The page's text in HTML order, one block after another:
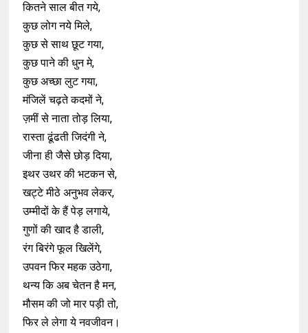
कितने साल बीत गये,
कुछ लोग नये मिले,
कुछ से साथ छूट गया,
कुछ पाने की धुन मे,
कुछ अच्छा लुट गया,
मंजिलें चढ़ते कदमों ने,
ज़मीं से नाता तोड़ लिया,
रास्ता ढूंढती जिदंगी ने,
जीना ही जैसे छोड़ दिया,
इथर उथर की भटकन से,
खट्टे मीठे अनुभव लेकर,
उम्मीदों के हैं पेड़ लगाये,
गुणों की खाद है डाली,
रंग बिरंगे फूल खिलेंगे,
उपवन फिर महक उठेगा,
थन्य कि अब चेतन है मन,
मौसम की जो मार पड़ी तो,
फिर ले लेगा ये नवजीवन।